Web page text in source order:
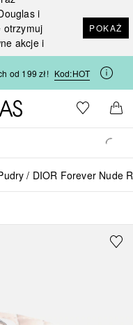
i
otrzymuj
akcje i
POKAŻ
od 199 zł! Kod:HOT
Strona główna Douglas
Do listyDo
DIOR Forever Nude